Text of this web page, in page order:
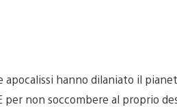
apocalissi hanno dilaniato il
per non soccombere al proprio